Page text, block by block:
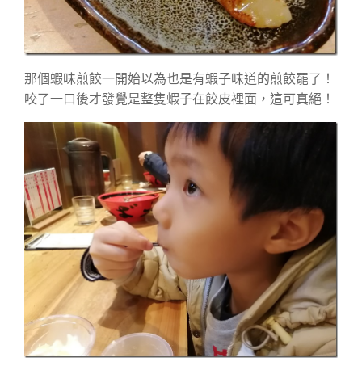
那個蝦味煎餃一開始以為也是有蝦子味道的煎餃罷了！
咬了一口後才發覺是整隻蝦子在餃皮裡面，這可真絕！